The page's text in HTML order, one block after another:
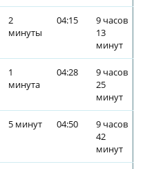
2
минуты
04:15
9 часов
13
минут
1
минута
04:28
9 часов
25
минут
5 минут 04:50
9 часов
42
минут